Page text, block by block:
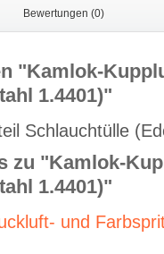
Bewertungen (0)
"Kamlok-
1.4401)"
Schlauchtülle
zu "Kamlok-
1.4401)"
und